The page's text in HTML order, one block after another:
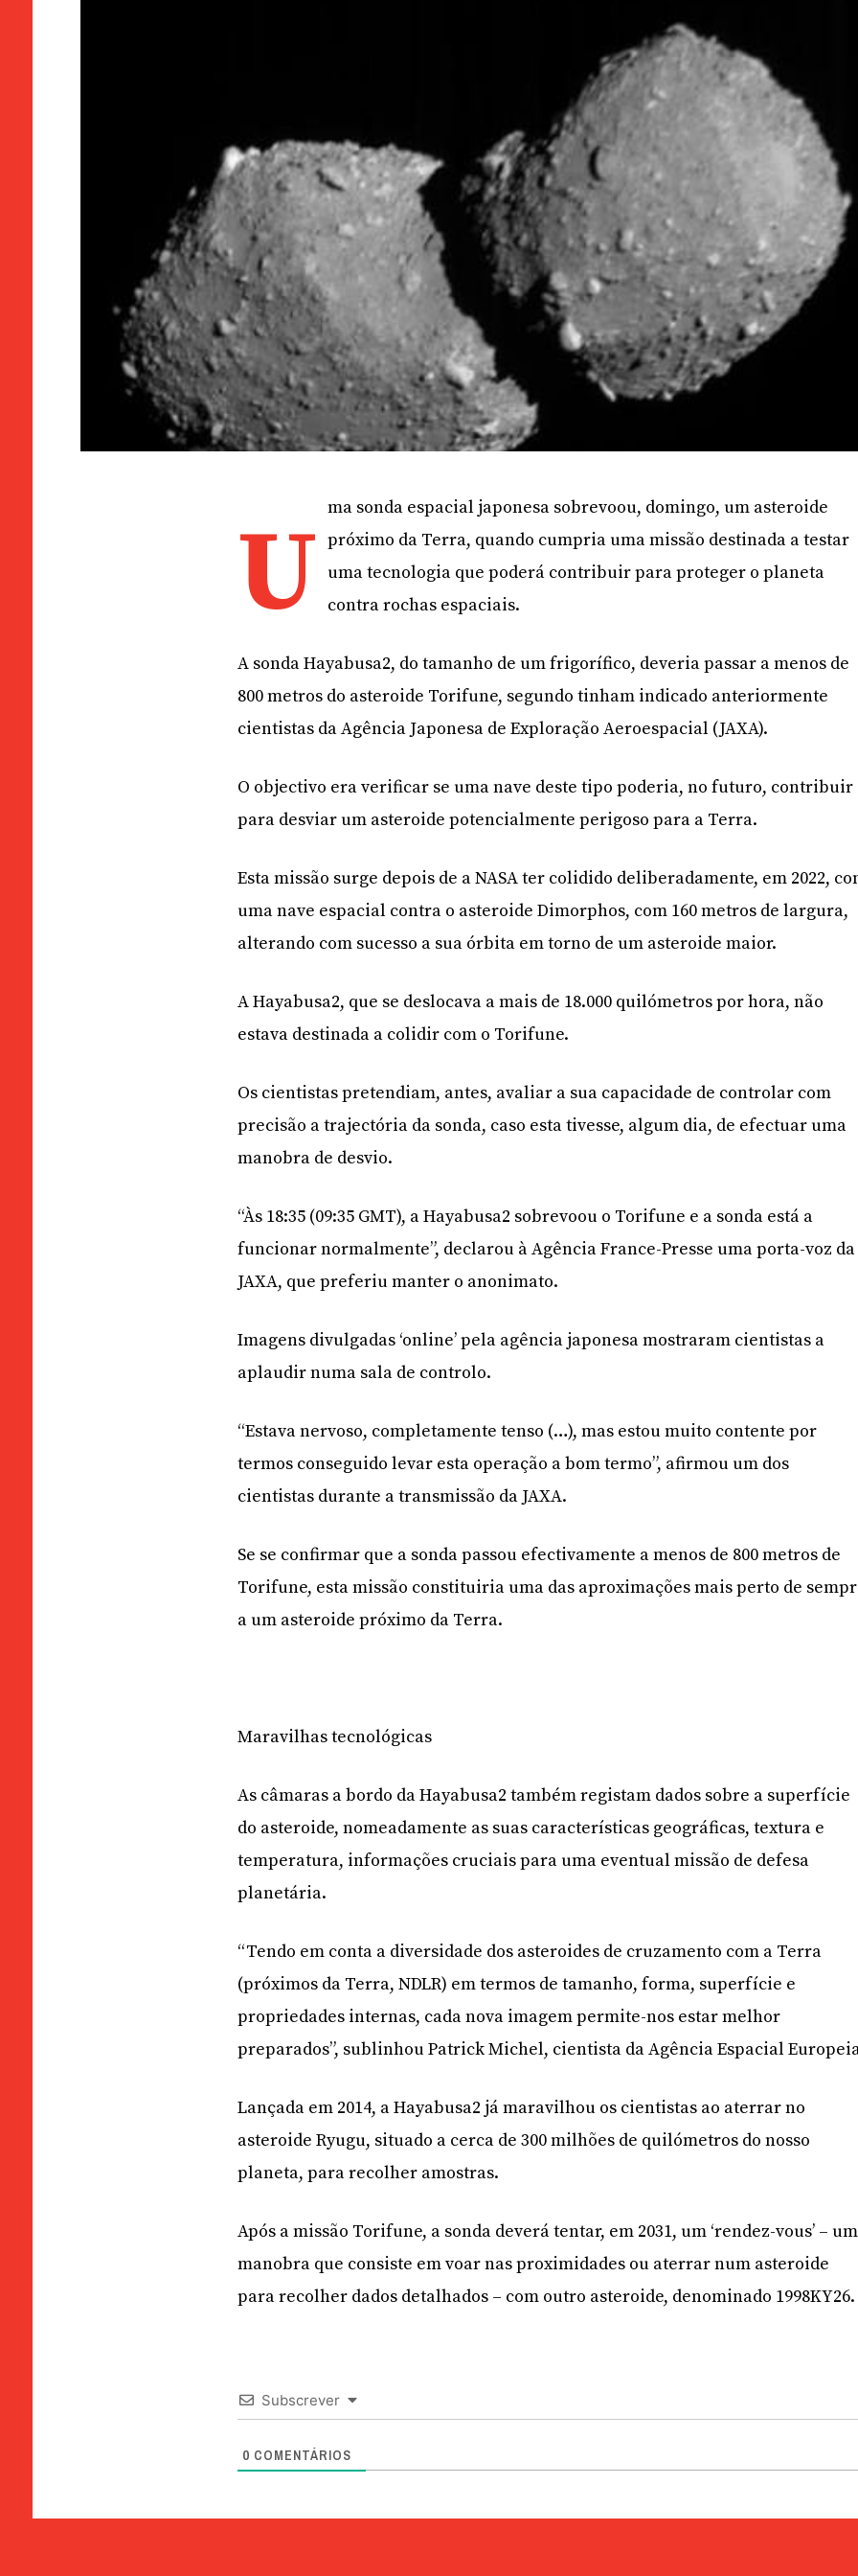
U ma sonda espacial japonesa sobrevoou, domingo, um asteroide
próximo da Terra, quando cumpria uma missão destinada a testar
uma tecnologia que poderá contribuir para proteger o planeta
contra rochas espaciais.
A sonda Hayabusa2, do tamanho de um frigorífico, deveria passar a menos de
800 metros do asteroide Torifune, segundo tinham indicado anteriormente
cientistas da Agência Japonesa de Exploração Aeroespacial (JAXA).
O objectivo era verificar se uma nave deste tipo poderia, no futuro, contribuir
para desviar um asteroide potencialmente perigoso para a Terra.
Esta missão surge depois de a NASA ter colidido deliberadamente, em 2022,
uma nave espacial contra o asteroide Dimorphos, com 160 metros de largura,
alterando com sucesso a sua órbita em torno de um asteroide maior.
A Hayabusa2, que se deslocava a mais de 18.000 quilómetros por hora, não
estava destinada a colidir com o Torifune.
Os cientistas pretendiam, antes, avaliar a sua capacidade de controlar com
precisão a trajectória da sonda, caso esta tivesse, algum dia, de efectuar uma
manobra de desvio.
“Às 18:35 (09:35 GMT), a Hayabusa2 sobrevoou o Torifune e a sonda está a
funcionar normalmente”, declarou à Agência France-Presse uma porta-voz da
JAXA, que preferiu manter o anonimato.
Imagens divulgadas ‘online’ pela agência japonesa mostraram cientistas a
aplaudir numa sala de controlo.
“Estava nervoso, completamente tenso (…), mas estou muito contente por
termos conseguido levar esta operação a bom termo”, afirmou um dos
cientistas durante a transmissão da JAXA.
Se se confirmar que a sonda passou efectivamente a menos de 800 metros de
Torifune, esta missão constituiria uma das aproximações mais perto de
a um asteroide próximo da Terra.
Maravilhas tecnológicas
As câmaras a bordo da Hayabusa2 também registam dados sobre a superfície
do asteroide, nomeadamente as suas características geográficas, textura e
temperatura, informações cruciais para uma eventual missão de defesa
planetária.
“Tendo em conta a diversidade dos asteroides de cruzamento com a Terra
(próximos da Terra, NDLR) em termos de tamanho, forma, superfície e
propriedades internas, cada nova imagem permite-nos estar melhor
preparados”, sublinhou Patrick Michel, cientista da Agência Espacial
Lançada em 2014, a Hayabusa2 já maravilhou os cientistas ao aterrar no
asteroide Ryugu, situado a cerca de 300 milhões de quilómetros do nosso
planeta, para recolher amostras.
Após a missão Torifune, a sonda deverá tentar, em 2031, um ‘rendez-vous’ –
manobra que consiste em voar nas proximidades ou aterrar num asteroide
para recolher dados detalhados – com outro asteroide, denominado 1998KY26.
Subscrever
0 COMENTÁRIOS